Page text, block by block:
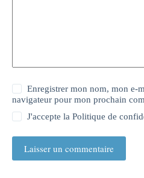
Enregistrer mon nom, mon e-
navigateur pour mon prochain
J'accepte laPolitique de
Laisser un commentaire